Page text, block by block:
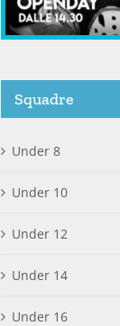
Squadre
Under 8
Under 10
Under 12
Under 14
Under 16